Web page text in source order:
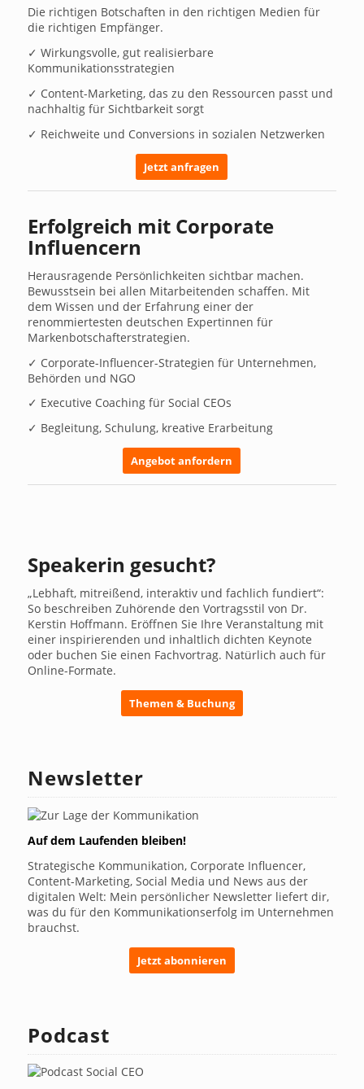
Die richtigen Botschaften in den richtigen Medien für
die richtigen Empfänger.
✓ Wirkungsvolle, gut realisierbare
Kommunikationsstrategien
✓ Content-Marketing, das zu den Ressourcen passt und
nachhaltig für Sichtbarkeit sorgt
✓ Reichweite und Conversions in sozialen Netzwerken
Jetzt anfragen
Erfolgreich mit Corporate
Influencern
Herausragende Persönlichkeiten sichtbar machen.
Bewusstsein bei allen Mitarbeitenden schaffen. Mit
dem Wissen und der Erfahrung einer der
renommiertesten deutschen Expertinnen für
Markenbotschafterstrategien.
✓ Corporate-Influencer-Strategien für Unternehmen,
Behörden und NGO
✓ Executive Coaching für Social CEOs
✓ Begleitung, Schulung, kreative Erarbeitung
Angebot anfordern
Speakerin gesucht?
„Lebhaft, mitreißend, interaktiv und fachlich fundiert“:
So beschreiben Zuhörende den Vortragsstil von Dr.
Kerstin Hoffmann. Eröffnen Sie Ihre Veranstaltung mit
einer inspirierenden und inhaltlich dichten Keynote
oder buchen Sie einen Fachvortrag. Natürlich auch für
Online-Formate.
Themen & Buchung
Newsletter
Auf dem Laufenden bleiben!
Strategische Kommunikation, Corporate Influencer,
Content-Marketing, Social Media und News aus der
digitalen Welt: Mein persönlicher Newsletter liefert dir,
was du für den Kommunikationserfolg im Unternehmen
brauchst.
Jetzt abonnieren
Podcast